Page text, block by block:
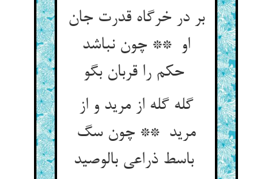
بر در خرگاه قدرت جان
او ** چون نباشد
گله گله از مرید و از
مرید ** چون سگ
باسط ذراعی بالوصید